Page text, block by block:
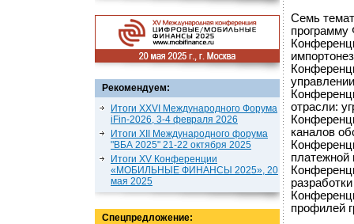
Рекомендуем:
Итоги XXVI Международного Форума
iFin-2026, 3-4 февраля 2026
Итоги XII Международного форума
"ВБА 2025" 21-22 октября 2025
Итоги XV Конференции
«МОБИЛЬНЫЕ ФИНАНСЫ 2025», 20
мая 2025
Спецпредложение:
Семь
отрасли:
каналов
платежной
профилей